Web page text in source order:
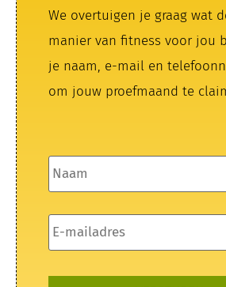
We overtuigen je graag wat
manier van fitness voor jou
je naam, e-mail en
om jouw proefmaand te
Naam *
E-
mailadres *